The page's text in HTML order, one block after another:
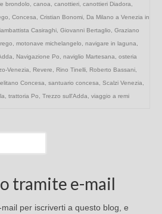
brondolo canoa canottieri canottieri Diadora
Concesa Cristian Bonomi
Da Milano a Venezia in
Casiraghi Giovanni Bertaglio
Graziano
motonave michelangelo navigare in laguna
Navigazione Po naviglio Martesana
osteria
Venezia Revere Rino Tinelli Roberto Bassani
Concesa santuario concesa Scalzi Venezia
trattoria Po Trezzo sull'Adda viaggio a remi
tramite e-mail
per iscriverti a questo blog, e